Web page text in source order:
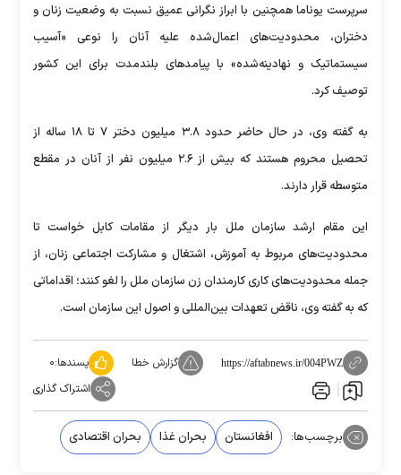
سرپرست یوناما همچنین با ابراز نگرانی عمیق نسبت به وضعیت زنان و
دختران، محدودیت‌های اعمال‌شده علیه آنان را نوعی «آسیب
سیستماتیک و نهادینه‌شده» با پیامد‌های بلندمدت برای این کشور
توصیف کرد.
به گفته وی، در حال حاضر حدود ۳.۸ میلیون دختر ۷ تا ۱۸ ساله از
تحصیل محروم هستند که بیش از ۲.۶ میلیون نفر از آنان در مقطع
متوسطه قرار دارند.
این مقام ارشد سازمان ملل بار دیگر از مقامات کابل خواست تا
محدودیت‌های مربوط به آموزش، اشتغال و مشارکت اجتماعی زنان، از
جمله محدودیت‌های کاری کارمندان زن سازمان ملل را لغو کنند؛ اقداماتی
که به گفته وی، ناقض تعهدات بین‌المللی و اصول این سازمان است.
https://aftabnews.ir/004PWZ گزارش خطا پسندها:۰
اشتراک گذاری
برچسب‌ها: افغانستان بحران غذا بحران اقتصادی